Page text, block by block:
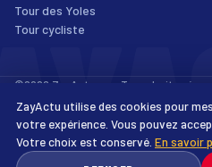
Tour des Yoles
Tour cycliste
©2026 ZayActu.org. Tous droits
Agency
Mentions légales
Confidentialité
ZayActu utilise des cookies pour
votre expérience. Vous pouvez
Votre choix est conservé. En savoir